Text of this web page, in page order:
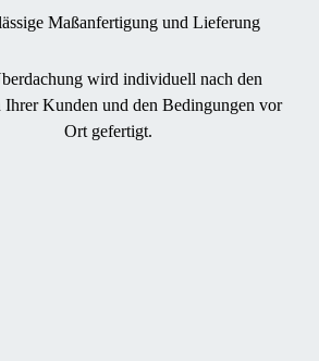
Maßanfertigung und Lieferung
wird individuell nach den
Ihrer Kunden und den Bedingungen vor
Ort gefertigt.